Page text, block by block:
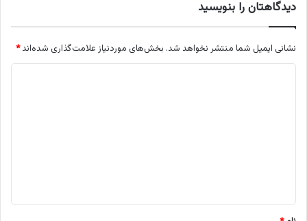
دیدگاهتان را بنویسید
نشانی ایمیل شما منتشر نخواهد شد. بخش‌های موردنیاز علامت‌گذاری شده‌اند*